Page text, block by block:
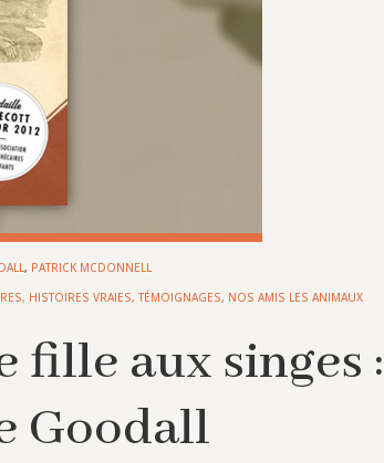
, PATRICK MCDONNELL
, HISTOIRES VRAIES, TÉMOIGNAGES, NOS AMIS LES ANIMAUX
fille aux singes :
Goodall